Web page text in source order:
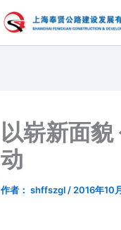
以崭新面
动
作者： shffszgl / 2016年10